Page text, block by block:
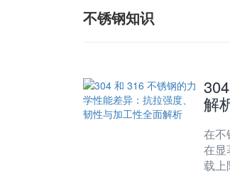
不锈钢知识
解
在不
在显
载上